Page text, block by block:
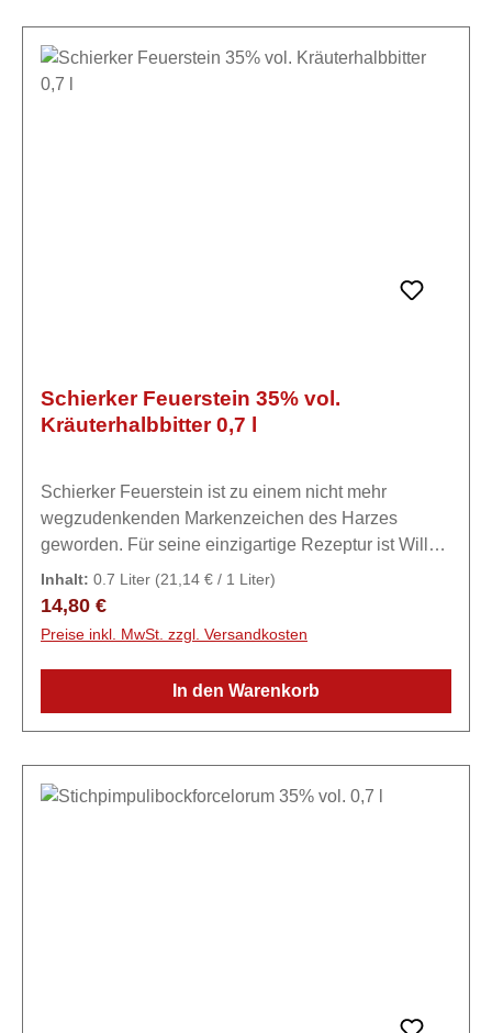
Schierker Feuerstein 35% vol.
Kräuterhalbbitter 0,7 l
Schierker Feuerstein ist zu einem nicht mehr
wegzudenkenden Markenzeichen des Harzes
geworden. Für seine einzigartige Rezeptur ist Willy
Drubes Kräuter-Halb-Bitter heute bis weit über den
Harz hinaus bekannt und beliebt.
Inhalt: 0.7 Liter (21,14 € / 1 Liter)
Regulärer Preis:
14,80 €
Preise inkl. MwSt. zzgl. Versandkosten
In den Warenkorb